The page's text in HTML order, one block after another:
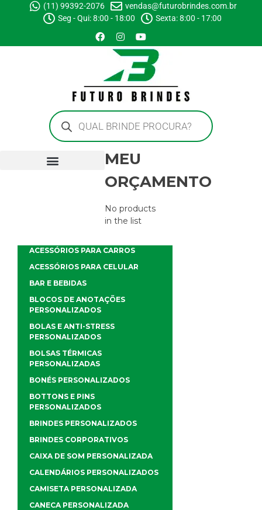
(11) 99392-2076
vendas@futurobrindes.com.br
Seg - Qui: 8:00 - 18:00
Sexta: 8:00 - 17:00
MEU
ORÇAMENTO
No products
in the list
ACESSÓRIOS PARA CARROS
ACESSÓRIOS PARA CELULAR
BAR E BEBIDAS
BLOCOS DE ANOTAÇÕES
PERSONALIZADOS
BOLAS E ANTI-STRESS
PERSONALIZADOS
BOLSAS TÉRMICAS
PERSONALIZADAS
BONÉS PERSONALIZADOS
BOTTONS E PINS
PERSONALIZADOS
BRINDES PERSONALIZADOS
BRINDES CORPORATIVOS
CAIXA DE SOM PERSONALIZADA
CALENDÁRIOS PERSONALIZADOS
CAMISETA PERSONALIZADA
CANECA PERSONALIZADA